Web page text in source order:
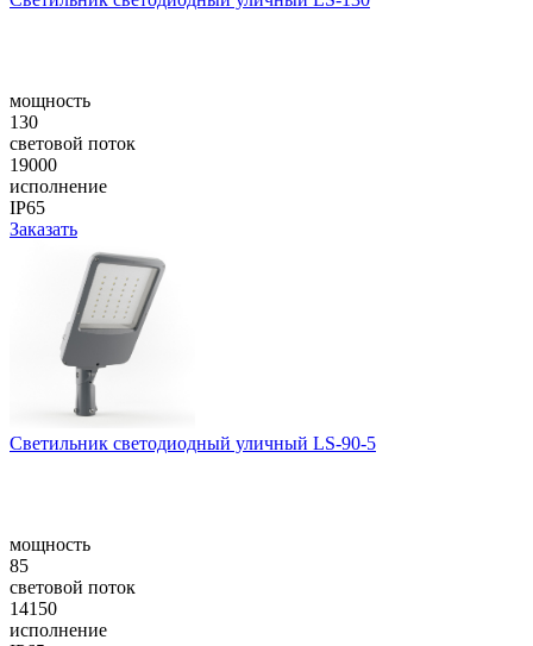
мощность
130
световой поток
19000
исполнение
IP65
Заказать
Cветильник светодиодный уличный LS-90-5
мощность
85
световой поток
14150
исполнение